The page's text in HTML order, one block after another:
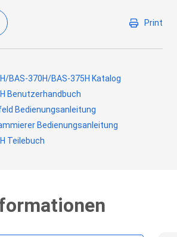
Print
BAS-370H/BAS-375H Katalog
Benutzerhandbuch
Bedienungsanleitung
Bedienungsanleitung
Teilebuch